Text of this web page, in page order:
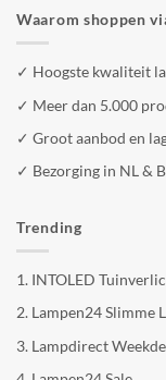
Waarom shoppen
✓ Hoogste kwaliteit
✓ Meer dan 5.000
✓ Groot aanbod en
✓ Bezorging in NL &
Trending
1. INTOLED
2. Lampen24 Slimme
3. Lampdirect